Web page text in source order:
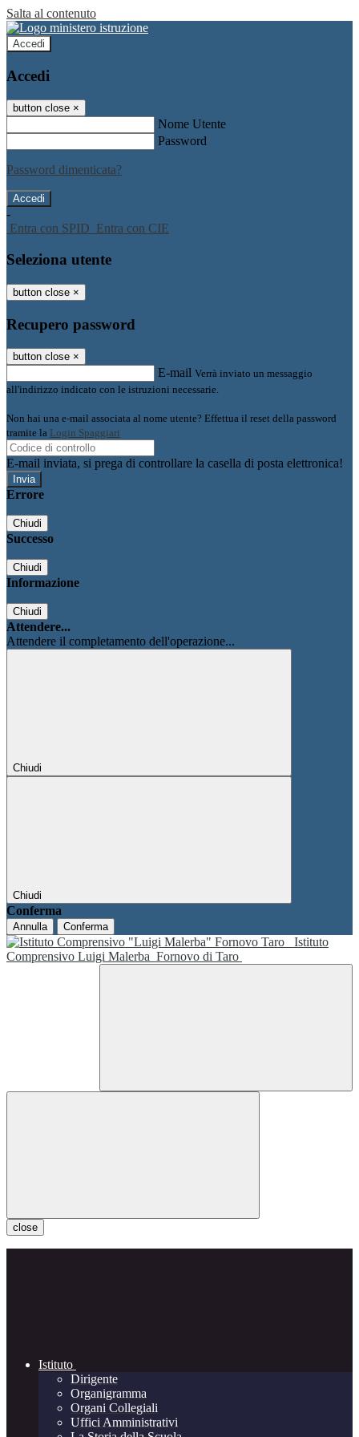
Salta al contenuto
Accedi
Accedi
button close ×
Nome Utente
Password
Password dimenticata?
-
Entra con SPID Entra con CIE
Seleziona utente
button close ×
Recupero password
button close ×
E-mail Verrà inviato un messaggio
all'indirizzo indicato con le istruzioni necessarie.
Non hai una e-mail associata al nome utente? Effettua il reset della password
tramite la Login Spaggiari
E-mail inviata, si prega di controllare la casella di posta elettronica!
Errore
Chiudi
Successo
Chiudi
Informazione
Chiudi
Attendere...
Attendere il completamento dell'operazione...
Chiudi
Chiudi
Conferma
Annulla Conferma
Istituto
Comprensivo Luigi Malerba Fornovo di Taro
close
Istituto
Dirigente
Organigramma
Organi Collegiali
Uffici Amministrativi